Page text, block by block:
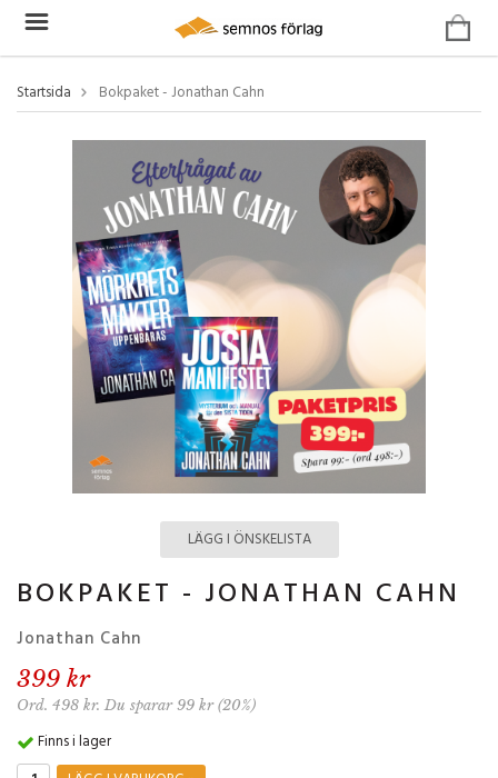
Startsida Bokpaket - Jonathan Cahn
LÄGG I ÖNSKELISTA
BOKPAKET - JONATHAN CAHN
Jonathan Cahn
399 kr
Ord. 498 kr. Du sparar 99 kr (20%)
Finns i lager